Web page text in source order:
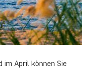
im April können Sie